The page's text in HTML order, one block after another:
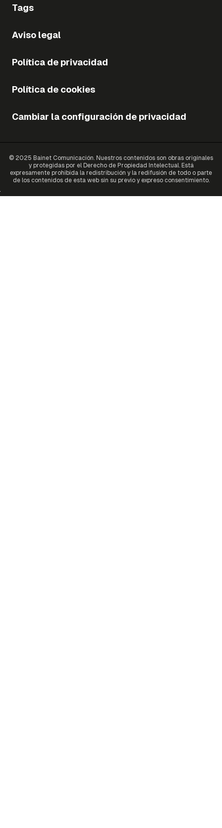
Tags
Aviso legal
Política de privacidad
Política de cookies
Cambiar la configuración de privacidad
© 2025 Bainet Comunicación. Nuestros contenidos son obras originales
y protegidas por el Derecho de Propiedad Intelectual. Está
expresamente prohibida la redistribución y la redifusión de todo o parte
de los contenidos de esta web sin su previo y expreso consentimiento.